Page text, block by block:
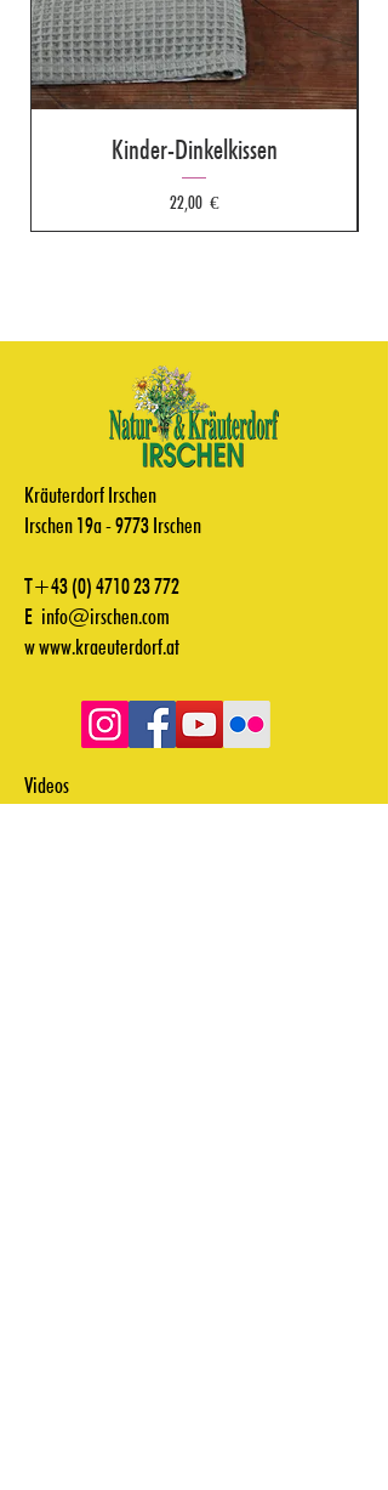
Kinder-Dinkelkissen
Preis
22,00 €
Kräuterdorf Irschen
Irschen 19a - 9773 Irschen
T+43(0) 4710 23 772
E info@irschen.com
wwww.kraeuterdorf.at
Videos